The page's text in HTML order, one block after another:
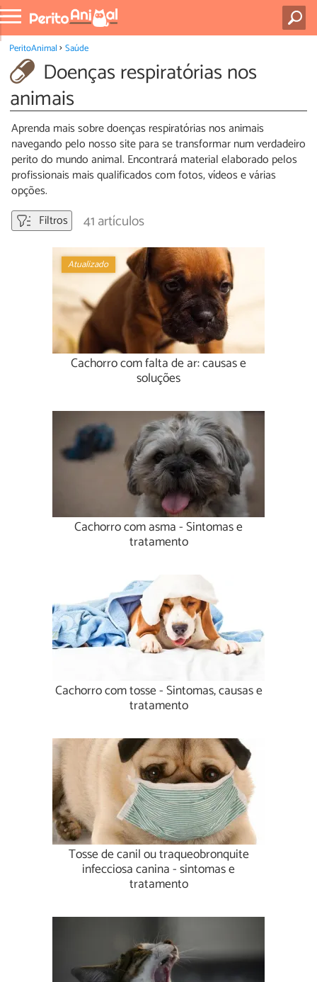
PeritoAnimal Saúde
Doenças respiratórias nos
animais
Aprenda mais sobre doenças respiratórias nos animais
navegando pelo nosso site para se transformar num verdadeiro
perito do mundo animal. Encontrará material elaborado pelos
profissionais mais qualificados com fotos, vídeos e várias
opções.
Filtros
41 artículos
Atualizado
Cachorro com falta de ar: causas e
soluções
Cachorro com asma - Sintomas e
tratamento
Cachorro com tosse - Sintomas, causas e
tratamento
Tosse de canil ou traqueobronquite
infecciosa canina - sintomas e
tratamento